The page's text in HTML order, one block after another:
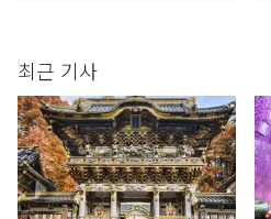
최근 기사